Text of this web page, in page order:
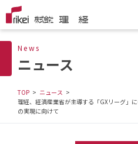
News
ニュース
TOP
ニュース
理経、経済産業省が主導する「GXリーグ
の実現に向けて